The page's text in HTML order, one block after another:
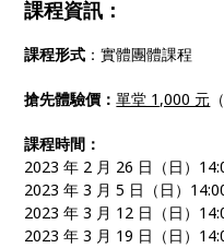
課程資訊：
課程形式 ：實體團體課程
搶先體驗價：單堂 1,000 元
課程時間：
2023 年 2 月 26 日（日）
2023 年 3 月 5 日（日）
2023 年 3 月 12 日（日）
2023 年 3 月 19 日（日）